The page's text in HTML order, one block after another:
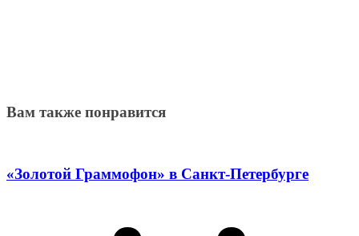
Вам также понравится
«Золотой Граммофон» в Санкт-Петербурге